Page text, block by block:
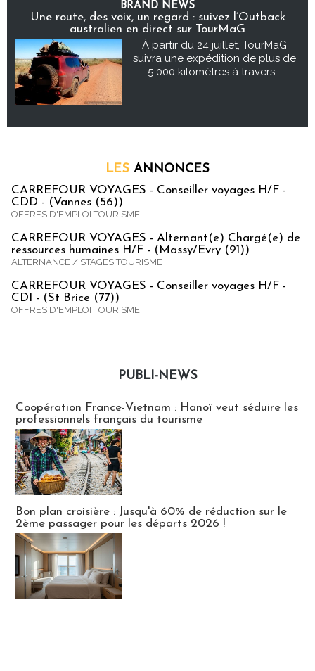
BRAND NEWS
Une route, des voix, un regard : suivez l’Outback
australien en direct sur TourMaG
À partir du 24 juillet, TourMaG
suivra une expédition de plus de
5 000 kilomètres à travers...
LES ANNONCES
CARREFOUR VOYAGES - Conseiller voyages H/F -
CDD - (Vannes (56))
OFFRES D'EMPLOI TOURISME
CARREFOUR VOYAGES - Alternant(e) Chargé(e) de
ressources humaines H/F - (Massy/Evry (91))
ALTERNANCE / STAGES TOURISME
CARREFOUR VOYAGES - Conseiller voyages H/F -
CDI - (St Brice (77))
OFFRES D'EMPLOI TOURISME
PUBLI-NEWS
Coopération France-Vietnam : Hanoï veut séduire les
professionnels français du tourisme
Bon plan croisière : Jusqu'à 60% de réduction sur le
2ème passager pour les départs 2026 !